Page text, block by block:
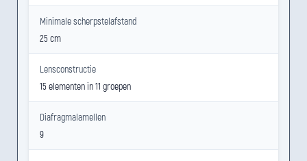
Minimale scherpstelafstand
25 cm
Lensconstructie
15 elementen in 11 groepen
Diafragmalamellen
9